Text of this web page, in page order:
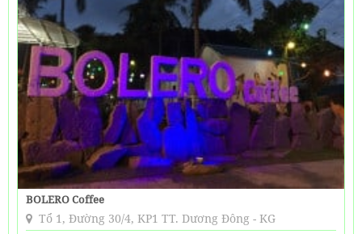
BOLERO Coffee
Tổ 1, Đường 30/4, KP1 TT. Dương Đông - KG